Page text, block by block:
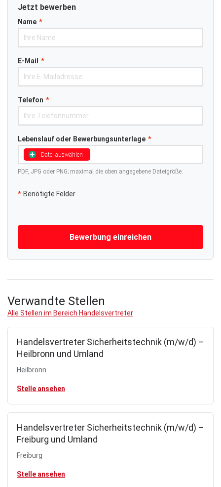
Jetzt bewerben
Name *
E-Mail *
Telefon *
Lebenslauf oder Bewerbungsunterlage *
Datei auswählen
PDF, JPG oder PNG; maximal die oben angegebene Dateigröße.
* Benötigte Felder
Bewerbung einreichen
Verwandte Stellen
Alle Stellen im Bereich Handelsvertreter
Handelsvertreter Sicherheitstechnik (m/w/d) –
Heilbronn und Umland
Heilbronn
Stelle ansehen
Handelsvertreter Sicherheitstechnik (m/w/d) –
Freiburg und Umland
Freiburg
Stelle ansehen